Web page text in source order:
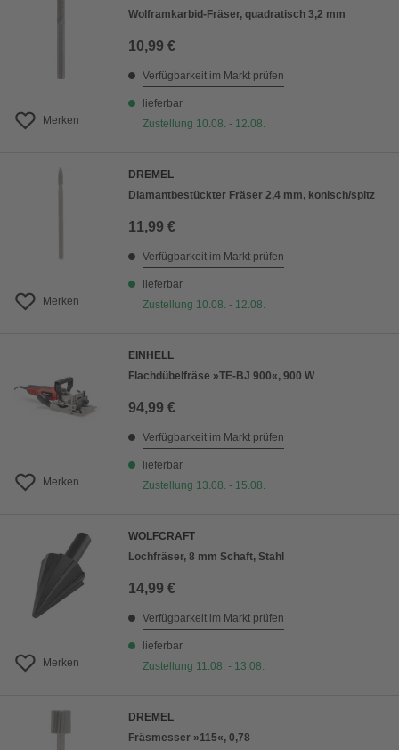
Merken
Wolframkarbid-Fräser, quadratisch 3,2 mm
10,99 €
Verfügbarkeit im Markt prüfen
lieferbar
Zustellung 10.08. - 12.08.
Merken
DREMEL
Diamantbestückter Fräser 2,4 mm, konisch/spitz
11,99 €
Verfügbarkeit im Markt prüfen
lieferbar
Zustellung 10.08. - 12.08.
Merken
EINHELL
Flachdübelfräse »TE-BJ 900«, 900 W
94,99 €
Verfügbarkeit im Markt prüfen
lieferbar
Zustellung 13.08. - 15.08.
Merken
WOLFCRAFT
Lochfräser, 8 mm Schaft, Stahl
14,99 €
Verfügbarkeit im Markt prüfen
lieferbar
Zustellung 11.08. - 13.08.
DREMEL
Fräsmesser »115«, 0,78